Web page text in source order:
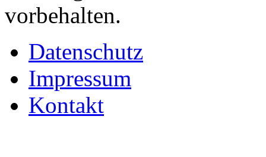
vorbehalten.
Datenschutz
Impressum
Kontakt